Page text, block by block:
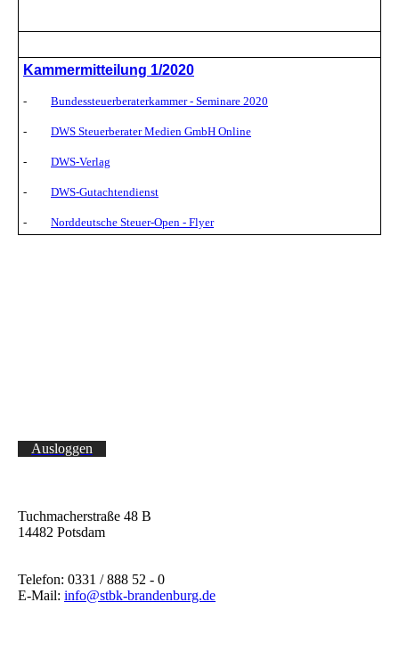
Kammermitteilung 1/2020
- Bundessteuerberaterkammer - Seminare 2020
- DWS Steuerberater Medien GmbH Online
- DWS-Verlag
- DWS-Gutachtendienst
- Norddeutsche Steuer-Open - Flyer
Ausloggen
Tuchmacherstraße 48 B
14482 Potsdam
Telefon: 0331 / 888 52 - 0
E-Mail: info@stbk-brandenburg.de